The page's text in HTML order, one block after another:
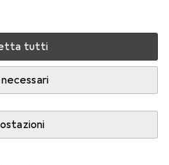
tutti
necessari
mer, 19/8
il fornitore
al carrello